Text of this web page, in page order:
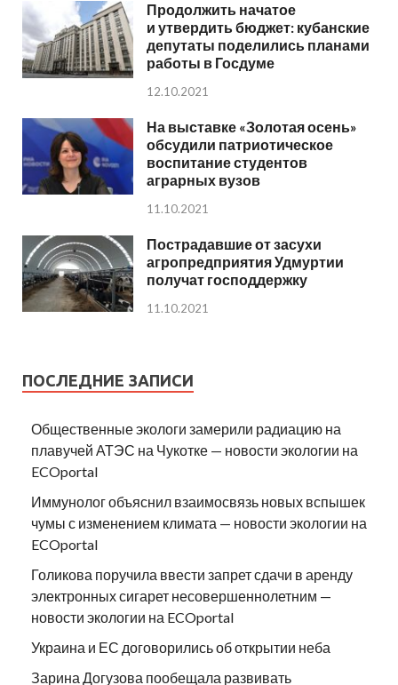
Продолжить начатое
и утвердить бюджет: кубанские
депутаты поделились планами
работы в Госдуме
12.10.2021
На выставке «Золотая осень»
обсудили патриотическое
воспитание студентов
аграрных вузов
11.10.2021
Пострадавшие от засухи
агропредприятия Удмуртии
получат господдержку
11.10.2021
ПОСЛЕДНИЕ ЗАПИСИ
Общественные экологи замерили радиацию на
плавучей АТЭС на Чукотке — новости экологии на
ECOportal
Иммунолог объяснил взаимосвязь новых вспышек
чумы с изменением климата — новости экологии на
ECOportal
Голикова поручила ввести запрет сдачи в аренду
электронных сигарет несовершеннолетним —
новости экологии на ECOportal
Украина и ЕС договорились об открытии неба
Зарина Догузова пообещала развивать